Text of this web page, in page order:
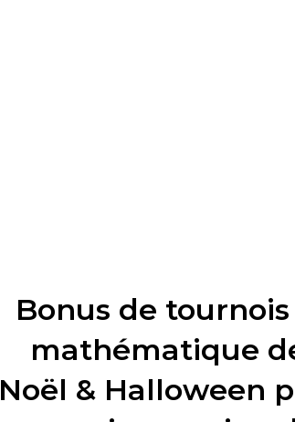
Bonus de
mathématique
Noël & Halloween